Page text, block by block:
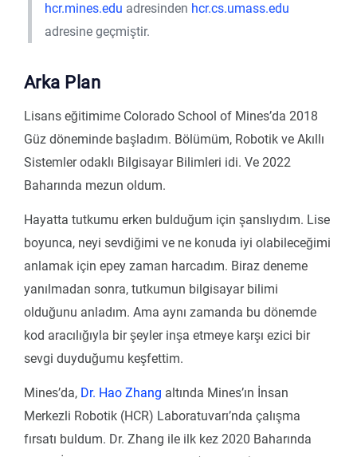
hcr.mines.edu adresinden hcr.cs.umass.edu
adresine geçmiştir.
Arka Plan
Lisans eğitimime Colorado School of Mines’da 2018
Güz döneminde başladım. Bölümüm, Robotik ve Akıllı
Sistemler odaklı Bilgisayar Bilimleri idi. Ve 2022
Baharında mezun oldum.
Hayatta tutkumu erken bulduğum için şanslıydım. Lise
boyunca, neyi sevdiğimi ve ne konuda iyi olabileceğimi
anlamak için epey zaman harcadım. Biraz deneme
yanılmadan sonra, tutkumun bilgisayar bilimi
olduğunu anladım. Ama aynı zamanda bu dönemde
kod aracılığıyla bir şeyler inşa etmeye karşı ezici bir
sevgi duyduğumu keşfettim.
Mines’da, Dr. Hao Zhang altında Mines’ın İnsan
Merkezli Robotik (HCR) Laboratuvarı’nda çalışma
fırsatı buldum. Dr. Zhang ile ilk kez 2020 Baharında